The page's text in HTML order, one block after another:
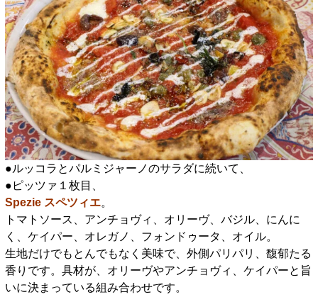
●ルッコラとパルミジャーノのサラダに続いて、
●ピッツァ１枚目、
Spezie スペツィエ。
トマトソース、アンチョヴィ、オリーヴ、バジル、にんに
く、ケイパー、オレガノ、フォンドゥータ、オイル。
生地だけでもとんでもなく美味で、外側パリパリ、馥郁たる
香りです。具材が、オリーヴやアンチョヴィ、ケイパーと旨
いに決まっている組み合わせです。